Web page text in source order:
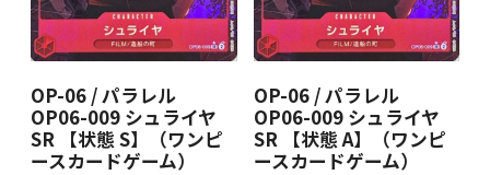
OP-06 / パラレル
OP06-009 シュライヤ
SR 【状態 S】（ワンピ
ースカードゲーム）
OP-06 / パラレル
OP06-009 シュライヤ
SR 【状態 A】（ワンピ
ースカードゲーム）